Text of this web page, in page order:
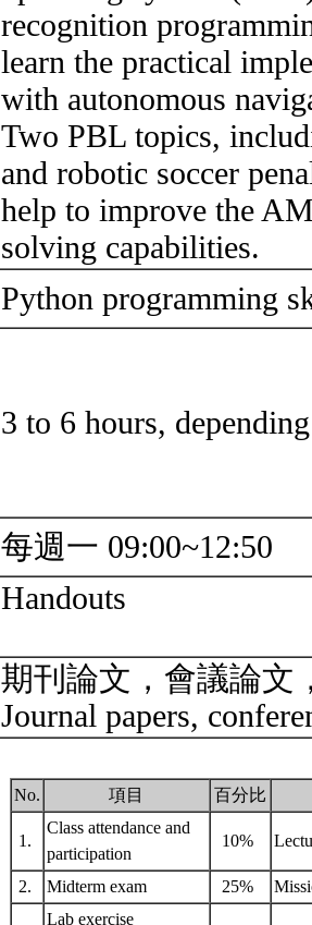
recognition
learn the practical
with autonomous
Two PBL topics,
and robotic soccer
help to improve the
solving capabilities.
Python programming
3 to 6 hours,
每週一 09:00~12:50
Handouts
期刊論文，會議論文
Journal papers,
No. 項目 百分比
1.
Class attendance and
participation
10%
2. Midterm exam 25%
Lab exercise